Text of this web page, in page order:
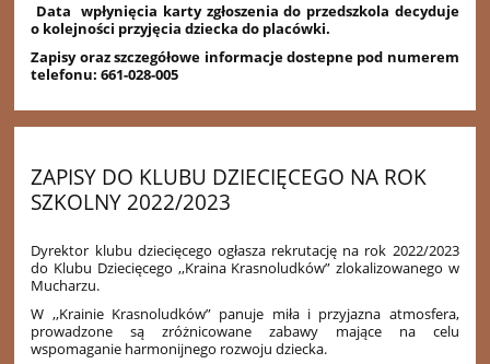
Data wpłynięcia karty zgłoszenia do przedszkola decyduje
o kolejności przyjęcia dziecka do placówki.
Zapisy oraz szczegółowe informacje dostepne pod numerem
telefonu: 661-028-005
ZAPISY DO KLUBU DZIECIĘCEGO NA ROK
SZKOLNY 2022/2023
Dyrektor klubu dziecięcego ogłasza rekrutację na rok 2022/2023
do Klubu Dziecięcego ,,Kraina Krasnoludków” zlokalizowanego w
Mucharzu.
W ,,Krainie Krasnoludków” panuje miła i przyjazna atmosfera,
prowadzone są zróżnicowane zabawy mające na celu
wspomaganie harmonijnego rozwoju dziecka.